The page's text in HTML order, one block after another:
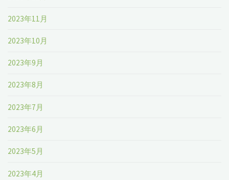
2023年11月
2023年10月
2023年9月
2023年8月
2023年7月
2023年6月
2023年5月
2023年4月